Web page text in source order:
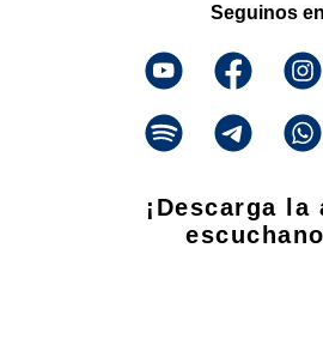
Seguinos en
¡Descarga la